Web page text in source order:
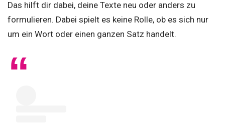
Das hilft dir dabei, deine Texte neu oder anders zu
formulieren. Dabei spielt es keine Rolle, ob es sich nur
um ein Wort oder einen ganzen Satz handelt.